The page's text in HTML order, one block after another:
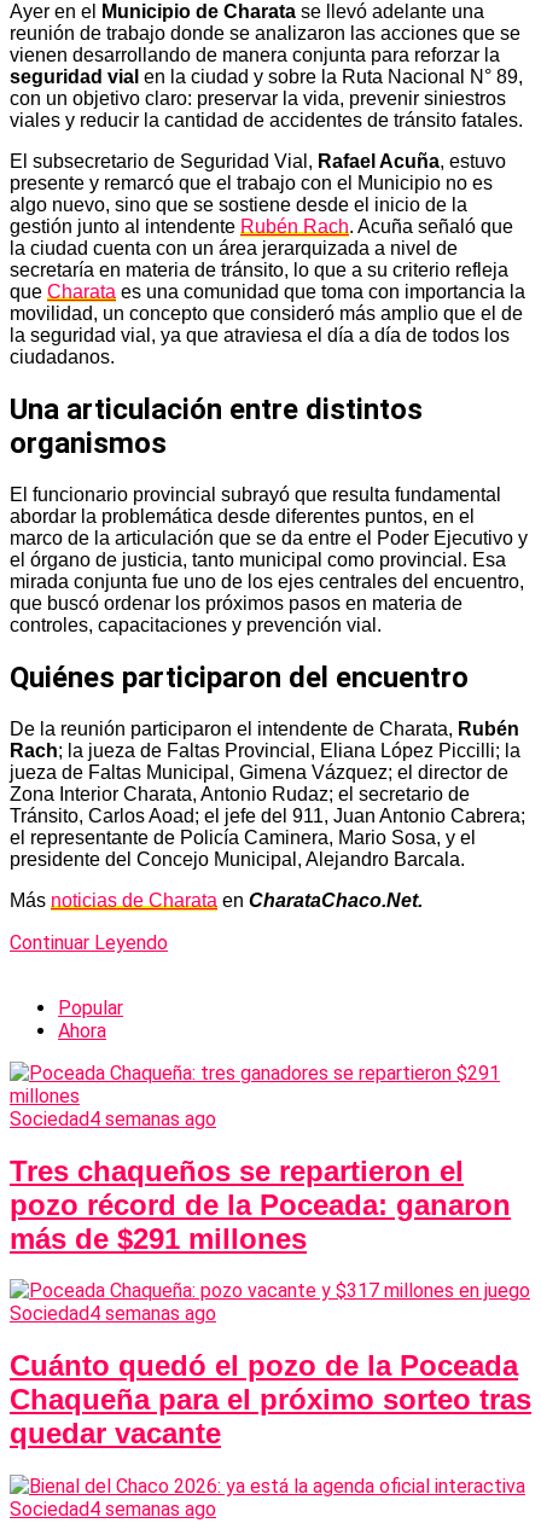
Ayer en el Municipio de Charata se llevó adelante una
reunión de trabajo donde se analizaron las acciones que se
vienen desarrollando de manera conjunta para reforzar la
seguridad vial en la ciudad y sobre la Ruta Nacional N° 89,
con un objetivo claro: preservar la vida, prevenir siniestros
viales y reducir la cantidad de accidentes de tránsito fatales.
El subsecretario de Seguridad Vial, Rafael Acuña, estuvo
presente y remarcó que el trabajo con el Municipio no es
algo nuevo, sino que se sostiene desde el inicio de la
gestión junto al intendente Rubén Rach. Acuña señaló que
la ciudad cuenta con un área jerarquizada a nivel de
secretaría en materia de tránsito, lo que a su criterio refleja
que Charata es una comunidad que toma con importancia la
movilidad, un concepto que consideró más amplio que el de
la seguridad vial, ya que atraviesa el día a día de todos los
ciudadanos.
Una articulación entre distintos
organismos
El funcionario provincial subrayó que resulta fundamental
abordar la problemática desde diferentes puntos, en el
marco de la articulación que se da entre el Poder Ejecutivo y
el órgano de justicia, tanto municipal como provincial. Esa
mirada conjunta fue uno de los ejes centrales del encuentro,
que buscó ordenar los próximos pasos en materia de
controles, capacitaciones y prevención vial.
Quiénes participaron del encuentro
De la reunión participaron el intendente de Charata, Rubén
Rach; la jueza de Faltas Provincial, Eliana López Piccilli; la
jueza de Faltas Municipal, Gimena Vázquez; el director de
Zona Interior Charata, Antonio Rudaz; el secretario de
Tránsito, Carlos Aoad; el jefe del 911, Juan Antonio Cabrera;
el representante de Policía Caminera, Mario Sosa, y el
presidente del Concejo Municipal, Alejandro Barcala.
Más noticias de Charata en CharataChaco.Net.
Continuar Leyendo
Popular
Ahora
Sociedad4 semanas ago
Tres chaqueños se repartieron el
pozo récord de la Poceada: ganaron
más de $291 millones
Sociedad4 semanas ago
Cuánto quedó el pozo de la Poceada
Chaqueña para el próximo sorteo tras
quedar vacante
Sociedad4 semanas ago